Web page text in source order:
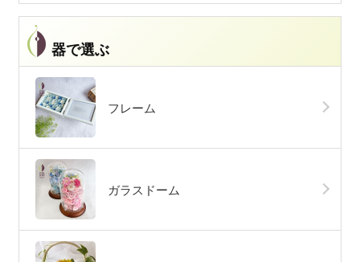
器で選ぶ
フレーム
ガラスドーム